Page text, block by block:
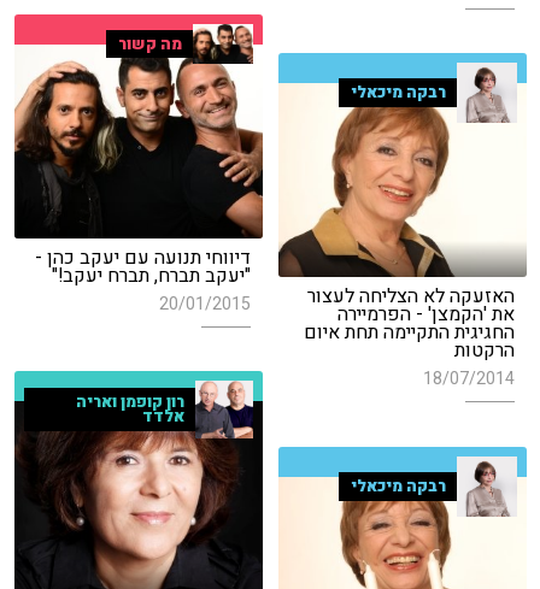
מה קשור
דיווחי תנועה עם יעקב כהן -
"יעקב תברח, תברח יעקב!"
20/01/2015
רבקה מיכאלי
האזעקה לא הצליחה לעצור
את 'הקמצן' - הפרמיירה
החגיגית התקיימה תחת איום
הרקטות
18/07/2014
רון קופמן ואריה
אלדד
רבקה מיכאלי